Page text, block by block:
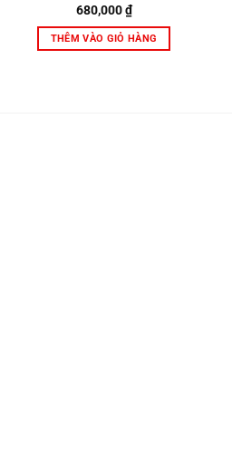
680,000₫
THÊM VÀO GIỎ HÀNG